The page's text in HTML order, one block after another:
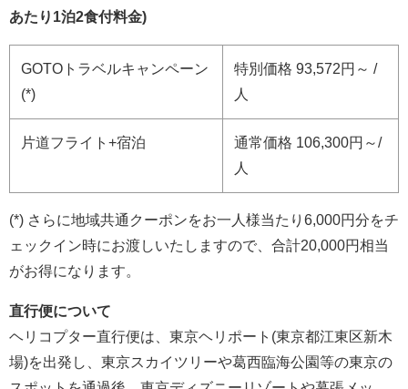
あたり1泊2食付料金)
GOTOトラベルキャンペーン
(*)
特別価格 93,572円～ /
人
片道フライト+宿泊
通常価格 106,300円～/
人
(*) さらに地域共通クーポンをお一人様当たり6,000円分をチ
ェックイン時にお渡しいたしますので、合計20,000円相当
がお得になります。
直行便について
ヘリコプター直行便は、東京ヘリポート(東京都江東区新木
場)を出発し、東京スカイツリーや葛西臨海公園等の東京の